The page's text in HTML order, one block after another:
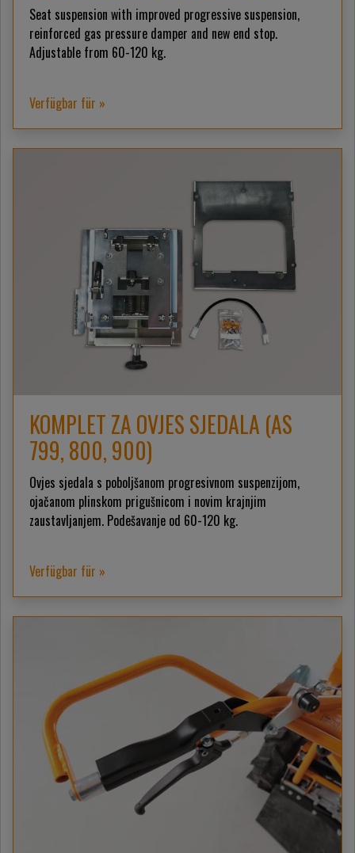
Seat suspension with improved progressive suspension,
reinforced gas pressure damper and new end stop.
Adjustable from 60-120 kg.
Verfügbar für »
KOMPLET ZA OVJES SJEDALA (AS
799, 800, 900)
Ovjes sjedala s poboljšanom progresivnom suspenzijom,
ojačanom plinskom prigušnicom i novim krajnjim
zaustavljanjem. Podešavanje od 60-120 kg.
Verfügbar für »